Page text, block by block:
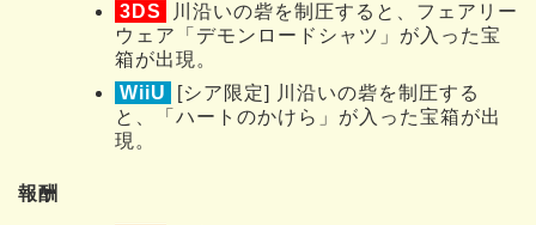
3DS
川沿いの砦を制圧すると、フェアリー
ウェア「デモンロードシャツ」が入った宝
箱が出現。
WiiU
[シア限定] 川沿いの砦を制圧する
と、「ハートのかけら」が入った宝箱が出
現。
報酬